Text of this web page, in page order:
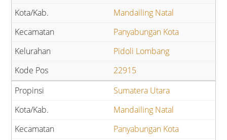
Mandailing Natal
Panyabungan Kota
Pidoli Lombang
22915
Sumatera Utara
Mandailing Natal
Panyabungan Kota